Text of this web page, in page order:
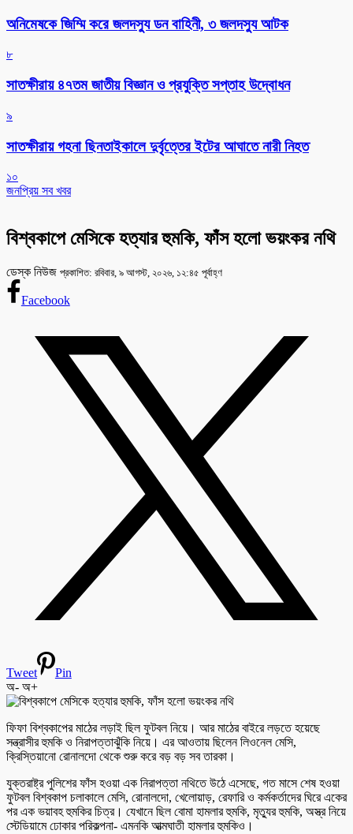
অনিমেষকে জিম্মি করে জলদস্যু ডন বাহিনী, ৩ জলদস্যু আটক
৮
সাতক্ষীরায় ৪৭তম জাতীয় বিজ্ঞান ও প্রযুক্তি সপ্তাহ উদ্বোধন
৯
সাতক্ষীরায় গহনা ছিনতাইকালে দুর্বৃত্তের ইটের আঘাতে নারী নিহত
১০
জনপ্রিয় সব খবর
বিশ্বকাপে মেসিকে হত্যার হুমকি, ফাঁস হলো ভয়ংকর নথি
ডেস্ক নিউজ প্রকাশিত: রবিবার, ৯ আগস্ট, ২০২৬, ১২:৪৫ পূর্বাহ্ণ
Facebook
Tweet
Pin
অ- অ+
ফিফা বিশ্বকাপের মাঠের লড়াই ছিল ফুটবল নিয়ে। আর মাঠের বাইরে লড়তে হয়েছে
সন্ত্রাসীর হুমকি ও নিরাপত্তাঝুঁকি নিয়ে। এর আওতায় ছিলেন লিওনেল মেসি,
ক্রিস্তিয়ানো রোনালদো থেকে শুরু করে বড় বড় সব তারকা।
যুক্তরাষ্ট্র পুলিশের ফাঁস হওয়া এক নিরাপত্তা নথিতে উঠে এসেছে, গত মাসে শেষ হওয়া
ফুটবল বিশ্বকাপ চলাকালে মেসি, রোনালদো, খেলোয়াড়, রেফারি ও কর্মকর্তাদের ঘিরে একের
পর এক ভয়াবহ হুমকির চিত্র। যেখানে ছিল বোমা হামলার হুমকি, মৃত্যুর হুমকি, অস্ত্র নিয়ে
স্টেডিয়ামে ঢোকার পরিকল্পনা- এমনকি আত্মঘাতী হামলার হুমকিও।